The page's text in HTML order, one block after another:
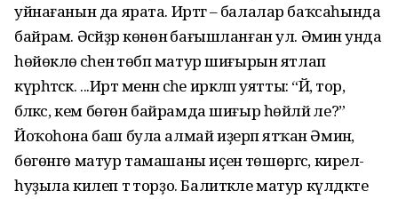
уйнағанын да ярата. Иртәгә – балалар баҡсаһында
байрам. Әсәйҙәр көнөнә бағышланған ул. Әминә унда
һөйөклө әсәһенә төбәп матур шиғырын ятлап
күрһәтәсәк. ...Иртә менән әсәһе иркәләп уятты: “Йә, тор,
бәләкәс, кем бөгөн байрамда шиғыр һөйләй әле?”
Йоҡоһона баш була алмай иҙерәп ятҡан Әминә,
бөгөнгө матур тамашаны иҫенә төшөргәс, кирелә-
һуҙыла килеп тә торҙо. Балитәкле матур күлдәкте